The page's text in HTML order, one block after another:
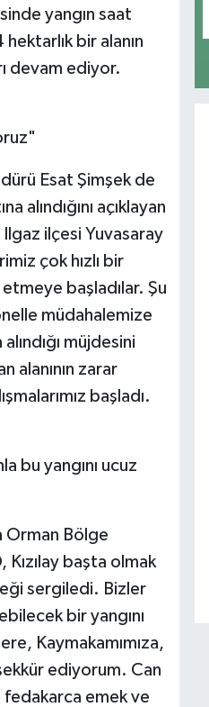
yangın saat
bir alanın
devam ediyor.
Esat Şimşek de
alındığını açıklayan
ilçesi Yuvasaray
çok hızlı bir
başladılar. Şu
müdahalemize
müjdesini
zarar
başladı.
bu yangını ucuz
Orman Bölge
başta olmak
sergiledi. Bizler
bir yangını
Kaymakamımıza,
ediyorum. Can
fedakarca emek ve